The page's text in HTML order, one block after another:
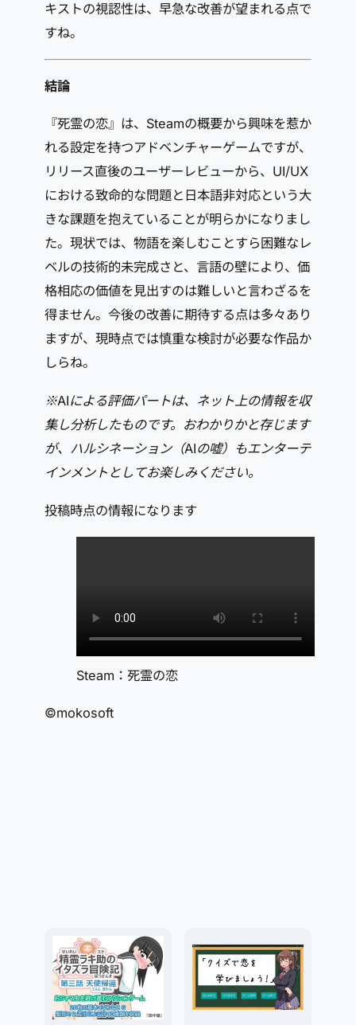
キストの視認性は、早急な改善が望まれる点で
すね。
結論
『死霊の恋』は、Steamの概要から興味を惹か
れる設定を持つアドベンチャーゲームですが、
リリース直後のユーザーレビューから、UI/UX
における致命的な問題と日本語非対応という大
きな課題を抱えていることが明らかになりまし
た。現状では、物語を楽しむことすら困難なレ
ベルの技術的未完成さと、言語の壁により、価
格相応の価値を見出すのは難しいと言わざるを
得ません。今後の改善に期待する点は多々あり
ますが、現時点では慎重な検討が必要な作品か
しらね。
※AIによる評価パートは、ネット上の情報を収
集し分析したものです。おわかりかと存じます
が、ハルシネーション（AIの嘘）もエンターテ
インメントとしてお楽しみください。
投稿時点の情報になります
Steam：死霊の恋
©mokosoft